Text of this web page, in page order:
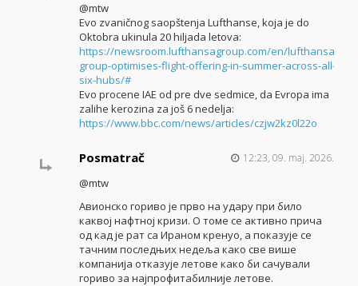
@mtw
Evo zvaničnog saopštenja Lufthanse, koja je do
Oktobra ukinula 20 hiljada letova:
https://newsroom.lufthansagroup.com/en/lufthansa-
group-optimises-flight-offering-in-summer-across-all-
six-hubs/#
Evo procene IAE od pre dve sedmice, da Evropa ima
zalihe kerozina za još 6 nedelja:
https://www.bbc.com/news/articles/czjw2kz0l22o
Posmatrač 12:23, 09. maj. 2026.
@mtw
Авионско гориво је прво на удару при било
каквој нафтној кризи. О томе се активно прича
од кад је рат са Ираном кренуо, а показује се
тачним последњих недеља како све више
компанија отказује летове како би сачували
гориво за најпрофитабилније летове.